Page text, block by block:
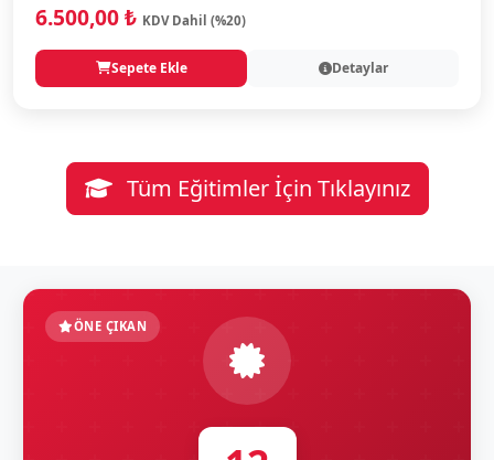
6.500,00 ₺ KDV Dahil (%20)
Sepete Ekle Detaylar
Tüm Eğitimler İçin Tıklayınız
ÖNE ÇIKAN